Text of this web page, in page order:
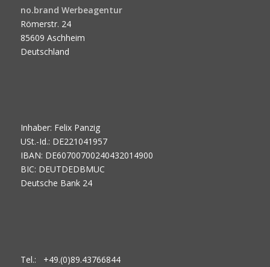
no.brand Werbeagentur
Römerstr. 24
85609 Aschheim
Deutschland
Inhaber: Felix Panzig
USt.-Id.: DE221041957
IBAN: DE60700700240432014900
BIC: DEUTDEDBMUC
Deutsche Bank 24
Tel.: +49.(0)89.43766844